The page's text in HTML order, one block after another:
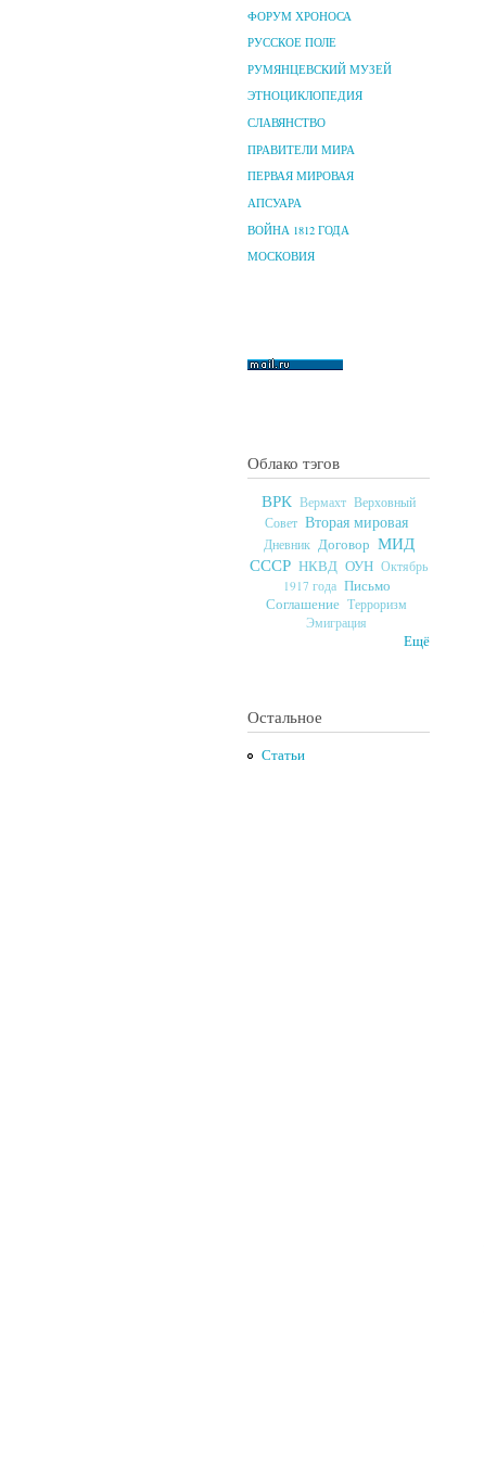
ФОРУМ ХРОНОСА
РУССКОЕ ПОЛЕ
РУМЯНЦЕВСКИЙ МУЗЕЙ
ЭТНОЦИКЛОПЕДИЯ
СЛАВЯНСТВО
ПРАВИТЕЛИ МИРА
ПЕРВАЯ МИРОВАЯ
АПСУАРА
ВОЙНА 1812 ГОДА
МОСКОВИЯ
Облако тэгов
ВРК Вермахт Верховный
Совет Вторая мировая
Дневник Договор МИД
СССР НКВД ОУН Октябрь
1917 года Письмо
Соглашение Терроризм
Эмиграция
Ещё
Остальное
Статьи